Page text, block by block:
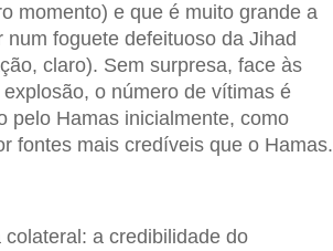
momento) e que é muito grande a
foguete defeituoso da Jihad
claro). Sem surpresa, face às
o número de vítimas é
pelo Hamas inicialmente, como
fontes mais credíveis que o Hamas.
a credibilidade do